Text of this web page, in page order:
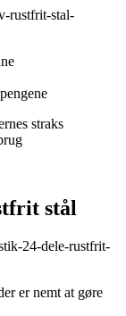
rustfrit-stal-
straks
stål
24-dele-rustfrit-
er nemt at gøre